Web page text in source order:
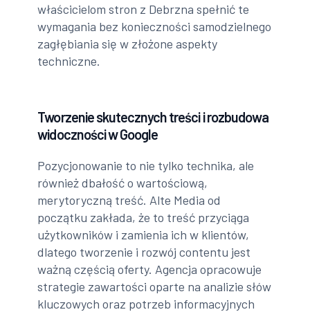
właścicielom stron z Debrzna spełnić te
wymagania bez konieczności samodzielnego
zagłębiania się w złożone aspekty
techniczne.
Tworzenie skutecznych treści i rozbudowa
widoczności w Google
Pozycjonowanie to nie tylko technika, ale
również dbałość o wartościową,
merytoryczną treść. Alte Media od
początku zakłada, że to treść przyciąga
użytkowników i zamienia ich w klientów,
dlatego tworzenie i rozwój contentu jest
ważną częścią oferty. Agencja opracowuje
strategie zawartości oparte na analizie słów
kluczowych oraz potrzeb informacyjnych